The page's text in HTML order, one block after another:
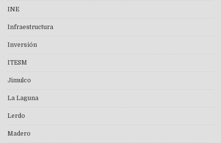
INE
Infraestructura
Inversión
ITESM
Jimulco
La Laguna
Lerdo
Madero